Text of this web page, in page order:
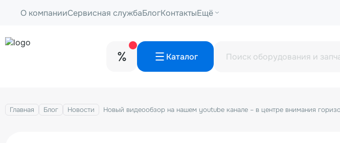
О компанииСервисная службаБлогКонтактыЕщё
Каталог
Главная Блог Новости Новый видеообзор на нашем youtube канале – в центре внимания